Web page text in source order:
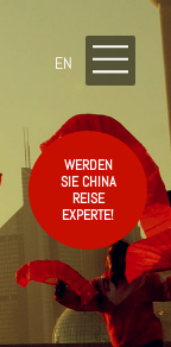
WERDEN
SIE CHINA
REISE
EXPERTE!
EN